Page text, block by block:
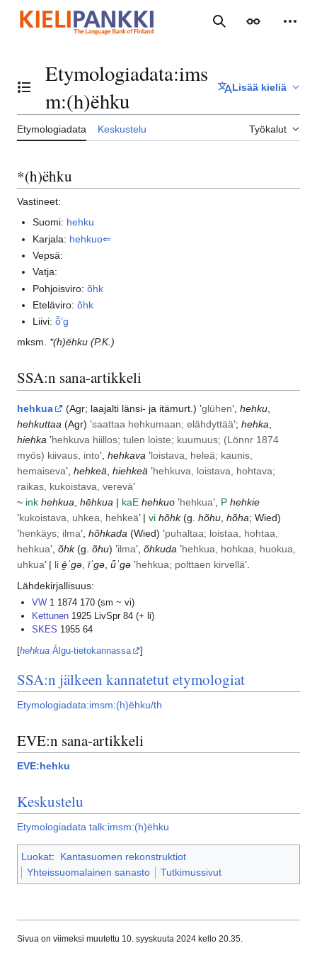
sisältöön
Haku Ulkoasu
Vaihda sisällysluettelo
Etymologiadata:ims
m:(h)ëhku
Lisää kieliä
Etymologiadata Keskustelu Työkalut
*(h)ëhku
Vastineet:
Suomi: hehku
Karjala: hehkuo⇐
Vepsä:
Vatja:
Pohjoisviro:õhk
Eteläviro:õhk
Liivi:ȭ’g
mksm. *(h)ëhku (P.K.)
SSA:n sana-artikkeli
hehkua (Agr; laajalti länsi- ja itämurt. ) ’glühen’, hehku
hehkuttaa (Agr) ’saattaa hehkumaan; elähdyttää’; hehka
hiehka ’hehkuva hiillos; tulen loiste; kuumuus; (Lönnr 1874
myös) kiivaus, into’, hehkava ’loistava, heleä; kaunis,
hemaiseva’, hehkeä hiehkeä ’hehkuva, loistava, hohtava;
raikas, kukoistava, verevä’
~ ink hehkua hēhkua | kaE hehkuo ’hehkua’, P hehkie
’kukoistava, uhkea, hehkeä’ | vi hõhk(g. hõhu hõha; Wied)
’henkäys; ilma’, hõhkada (Wied) ’puhaltaa; loistaa, hohtaa,
hehkua’, õhk(g. õhu) ’ilma’, õhkuda ’hehkua, hohkaa, huokua,
uhkua’ | li ē̮ʾgə īʾgə ǖʾgə ’hehkua; polttaen kirvellä’.
Lähdekirjallisuus:
VW1 1874 170 (sm ~ vi)
Kettunen1925 LivSpr 84 (+ li)
SKES 1955 64
[hehkua Álgu-tietokannassa ]
SSA:n jälkeen kannatetut etymologiat
Etymologiadata:imsm:(h)ëhku/th
EVE:n sana-artikkeli
EVE:hehku
Keskustelu
Etymologiadata talk:imsm:(h)ëhku
Luokat:
Kantasuomen rekonstruktiot
Yhteissuomalainen sanasto
Tutkimussivut
Sivua on viimeksi muutettu 10. syyskuuta 2024 kello 20.35.